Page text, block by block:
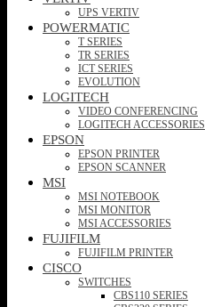
UPS VERTIV
POWERMATIC
T SERIES
TR SERIES
ICT SERIES
EVOLUTION
LOGITECH
VIDEO CONFERENCING
LOGITECH ACCESSORIES
EPSON
EPSON PRINTER
EPSON SCANNER
MSI
MSI NOTEBOOK
MSI MONITOR
MSI ACCESSORIES
FUJIFILM
FUJIFILM PRINTER
CISCO
SWITCHES
CBS110 SERIES